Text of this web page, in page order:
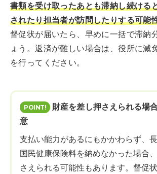
書類を受け取ったあとも滞納し続ける
されたり担当者が訪問したりする可能
督促状が届いたら、早めに一括で滞納
ょう。返済が難しい場合は、役所に減
を行ってください。
財産を差し押さえられる場
意
支払い能力があるにもかかわらず、
国民健康保険料を納めなかった場合
さえられる可能性もあります。督促